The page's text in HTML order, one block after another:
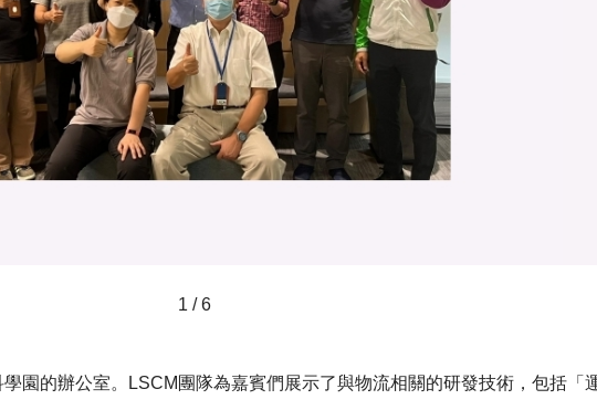
1 / 6
園的辦公室。LSCM團隊為嘉賓們展示了與物流相關的研發技術，包括「